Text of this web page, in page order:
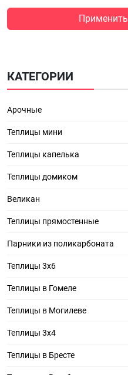
Применить
КАТЕГОРИИ
Арочные
Теплицы мини
Теплицы капелька
Теплицы домиком
Великан
Теплицы прямостенные
Парники из поликарбоната
Теплицы 3х6
Теплицы в Гомеле
Теплицы в Могилеве
Теплицы 3х4
Теплицы в Бресте